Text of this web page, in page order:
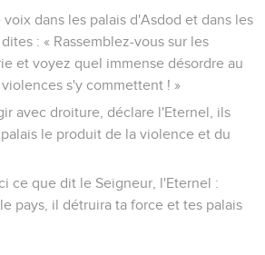
dans les palais d'Asdod et dans les
: « Rassemblez-vous sur les
et voyez quel immense désordre au
s'y commettent ! »
avec droiture, déclare l'Eternel, ils
le produit de la violence et du
ce que dit le Seigneur, l'Eternel :
pays, il détruira ta force et tes palais